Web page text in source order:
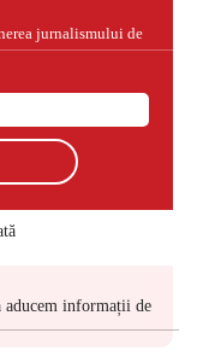
jurnalismului de
aducem informații de